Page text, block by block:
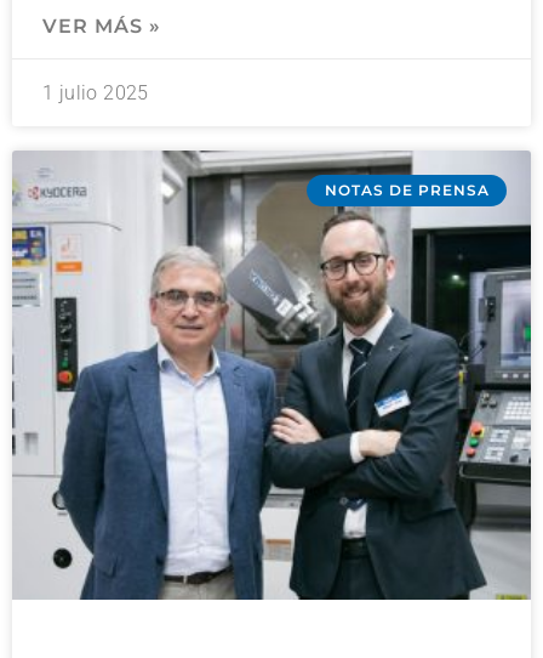
VER MÁS »
1 julio 2025
NOTAS DE PRENSA